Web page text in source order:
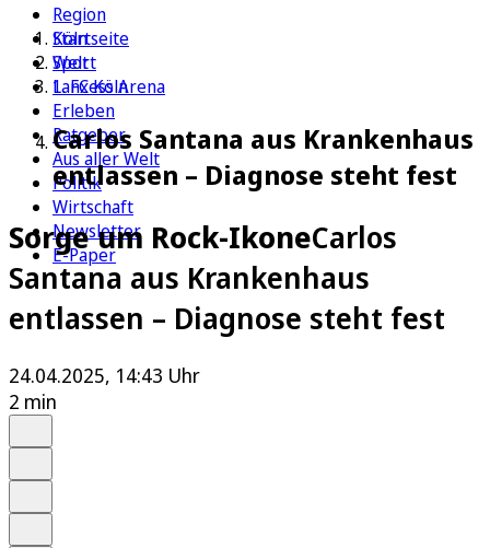
Region
Köln
Sport
1. FC Köln
Erleben
Ratgeber
Aus aller Welt
Politik
Wirtschaft
Newsletter
E-Paper
Startseite
Welt
Lanxess Arena
Carlos Santana aus Krankenhaus
entlassen – Diagnose steht fest
Sorge um Rock-IkoneCarlos
Santana aus Krankenhaus
entlassen – Diagnose steht fest
24.04.2025, 14:43 Uhr
2 min